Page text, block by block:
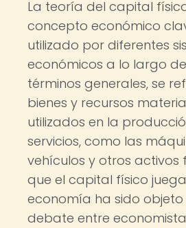
La teoría del capital
concepto económico
utilizado por diferentes
económicos a lo largo de
términos generales, se
bienes y recursos
utilizados en la
servicios, como las
vehículos y otros activos
que el capital físico
economía ha sido
debate entre